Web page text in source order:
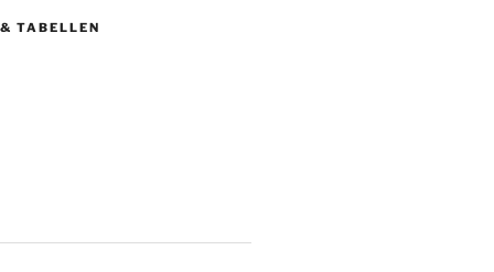
TABELLEN